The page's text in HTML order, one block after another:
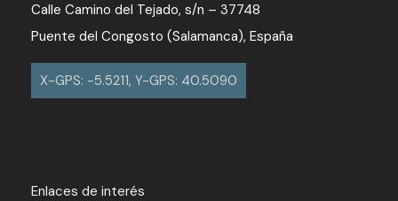
Calle Camino del Tejado, s/n – 37748
Puente del Congosto (Salamanca), España
X-GPS: -5.5211, Y-GPS: 40.5090
Enlaces de interés